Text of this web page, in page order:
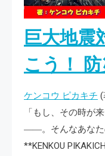
巨大地震
こう！
ケンコウ ピカキチ (
「もし、その時が
――。そんなあなた
**KENKOU